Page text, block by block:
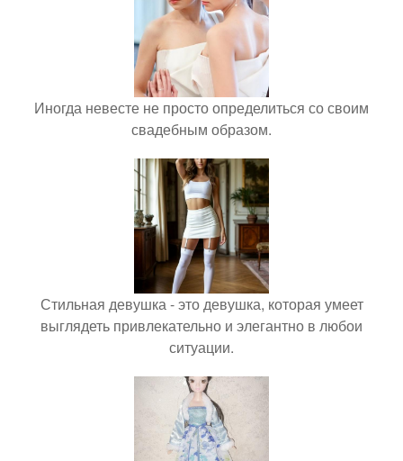
Иногда невесте не просто определиться со своим
свадебным образом.
Стильная девушка - это девушка, которая умеет
выглядеть привлекательно и элегантно в любои
ситуации.